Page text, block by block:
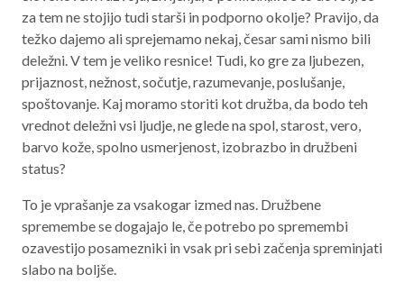
za tem ne stojijo tudi starši in podporno okolje? Pravijo, da
težko dajemo ali sprejemamo nekaj, česar sami nismo bili
deležni. V tem je veliko resnice! Tudi, ko gre za ljubezen,
prijaznost, nežnost, sočutje, razumevanje, poslušanje,
spoštovanje. Kaj moramo storiti kot družba, da bodo teh
vrednot deležni vsi ljudje, ne glede na spol, starost, vero,
barvo kože, spolno usmerjenost, izobrazbo in družbeni
status?
To je vprašanje za vsakogar izmed nas. Družbene
spremembe se dogajajo le, če potrebo po spremembi
ozavestijo posamezniki in vsak pri sebi začenja spreminjati
slabo na boljše.